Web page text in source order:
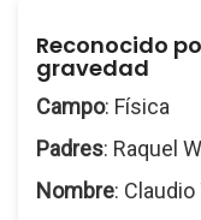
Reconocido
gravedad
Campo: Física
Padres: Raquel
Nombre: